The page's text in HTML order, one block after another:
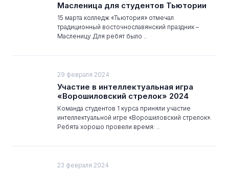
Масленица для студентов Тьютории
15 марта колледж «Тьютория» отмечал
традиционный восточнославянский праздник –
Масленицу.Для ребят было ..
29 февраля 2024
Участие в интеллектуальная игра
«Ворошиловский стрелок» 2024
Команда студентов 1 курса приняли участие
интеллектуальной игре «Ворошиловский стрелок».
Ребята хорошо провели время: ..
23 февраля 2024